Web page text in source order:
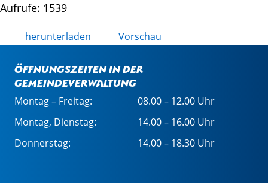
Aufrufe: 1539
herunterladen Vorschau
Öffnungszeiten in der
Gemeindeverwaltung
Montag – Freitag:
08.00 – 12.00 Uhr
Montag, Dienstag:
14.00 – 16.00 Uhr
Donnerstag:
14.00 – 18.30 Uhr